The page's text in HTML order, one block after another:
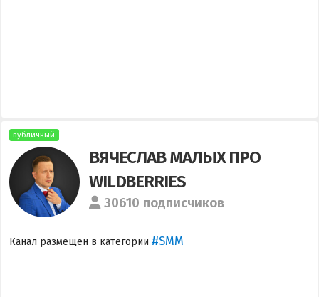
публичный
ВЯЧЕСЛАВ МАЛЫХ ПРО
WILDBERRIES
30610 подписчиков
Канал размещен в категории #SMM